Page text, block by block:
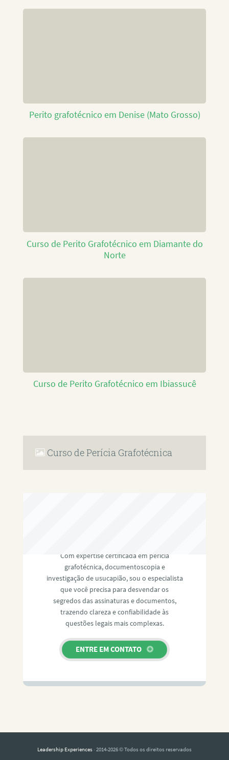
Perito grafotécnico em Denise (Mato Grosso)
Curso de Perito Grafotécnico em Diamante do
Norte
Curso de Perito Grafotécnico em Ibiassucê
Curso de Perícia Grafotécnica
Com expertise certificada em perícia
grafotécnica, documentoscopia e
investigação de usucapião, sou o especialista
que você precisa para desvendar os
segredos das assinaturas e documentos,
trazendo clareza e confiabilidade às
questões legais mais complexas.
ENTRE EM CONTATO
Leadership Experiences · 2014-2026 © Todos os direitos reservados